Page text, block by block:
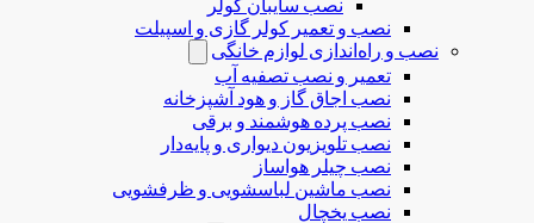
نصب سایبان کولر
نصب و تعمیر کولر گازی و اسپیلت
نصب و راه‌اندازی لوازم خانگی
تعمیر و نصب تصفیه آب
نصب اجاق گاز و هود آشپزخانه
نصب پرده هوشمند و برقی
نصب تلویزیون دیواری و پایه‌دار
نصب چیلر هواساز
نصب ماشین لباسشویی و ظرفشویی
نصب یخچال